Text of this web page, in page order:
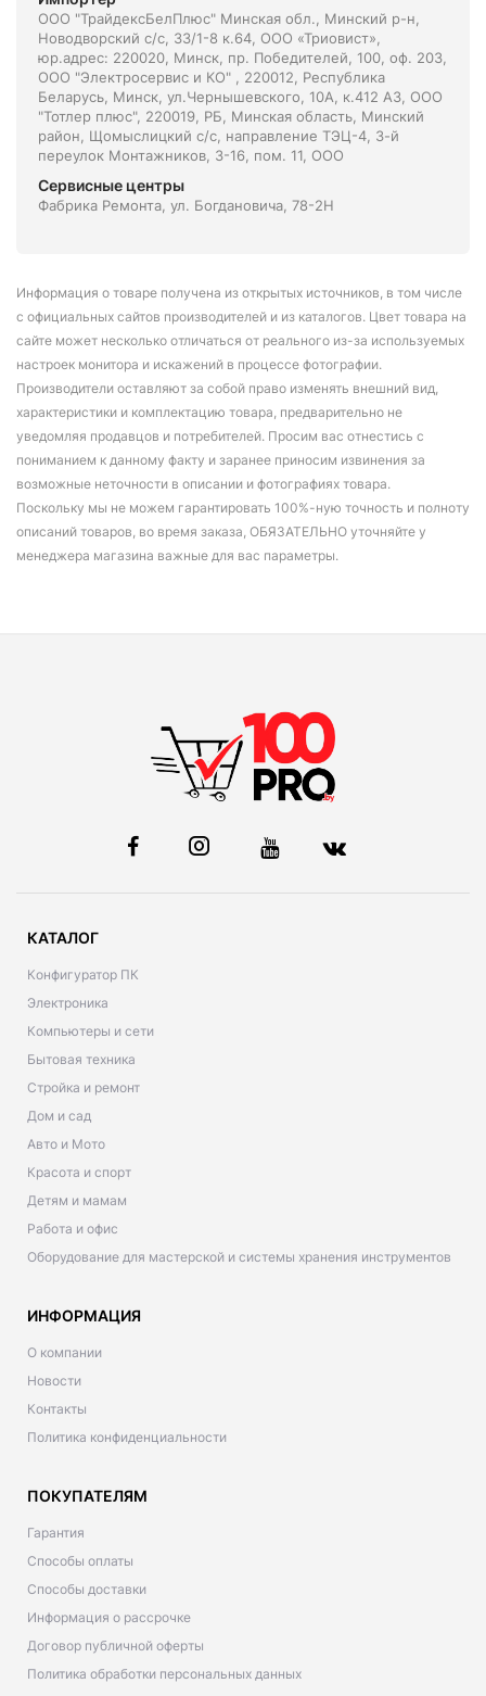
ООО "ТрайдексБелПлюс" Минская обл., Минский р-н,
Новодворский с/с, 33/1-8 к.64, ООО «Триовист»,
юр.адрес: 220020, Минск, пр. Победителей, 100, оф. 203,
ООО "Электросервис и КО" , 220012, Республика
Беларусь, Минск, ул.Чернышевского, 10А, к.412 АЗ, ООО
"Тотлер плюс", 220019, РБ, Минская область, Минский
район, Щомыслицкий с/с, направление ТЭЦ-4, 3-й
переулок Монтажников, 3-16, пом. 11, ООО
Сервисные центры
Фабрика Ремонта, ул. Богдановича, 78-2Н
Информация о товаре получена из открытых источников, в том числе
с официальных сайтов производителей и из каталогов. Цвет товара на
сайте может несколько отличаться от реального из-за используемых
настроек монитора и искажений в процессе фотографии.
Производители оставляют за собой право изменять внешний вид,
характеристики и комплектацию товара, предварительно не
уведомляя продавцов и потребителей. Просим вас отнестись с
пониманием к данному факту и заранее приносим извинения за
возможные неточности в описании и фотографиях товара.
Поскольку мы не можем гарантировать 100%-ную точность и полноту
описаний товаров, во время заказа, ОБЯЗАТЕЛЬНО уточняйте у
менеджера магазина важные для вас параметры.
КАТАЛОГ
Конфигуратор ПК
Электроника
Компьютеры и сети
Бытовая техника
Стройка и ремонт
Дом и сад
Авто и Мото
Красота и спорт
Детям и мамам
Работа и офис
Оборудование для мастерской и системы хранения инструментов
ИНФОРМАЦИЯ
О компании
Новости
Контакты
Политика конфиденциальности
ПОКУПАТЕЛЯМ
Гарантия
Способы оплаты
Способы доставки
Информация о рассрочке
Договор публичной оферты
Политика обработки персональных данных